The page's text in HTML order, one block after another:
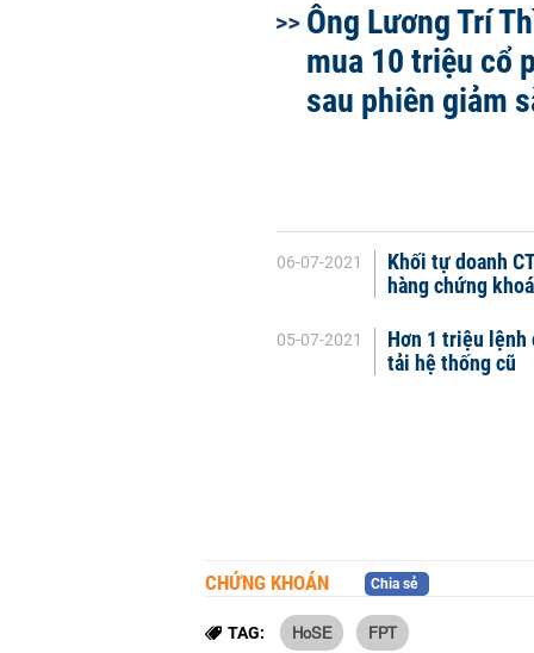
Ông Lương Trí
mua 10 triệu cổ
sau phiên giảm
06-07-2021
Khối tự doanh
hàng chứng
05-07-2021
Hơn 1 triệu lệnh
tải hệ thống cũ
CHỨNG KHOÁN Chia sẻ
TAG: HoSE FPT